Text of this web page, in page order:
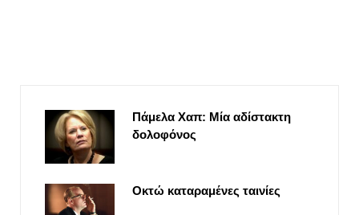
Πάμελα Χαπ: Μία αδίστακτη
δολοφόνος
Οκτώ καταραμένες ταινίες